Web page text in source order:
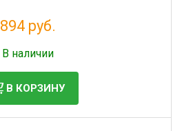
894 руб.
В наличии
В КОРЗИНУ